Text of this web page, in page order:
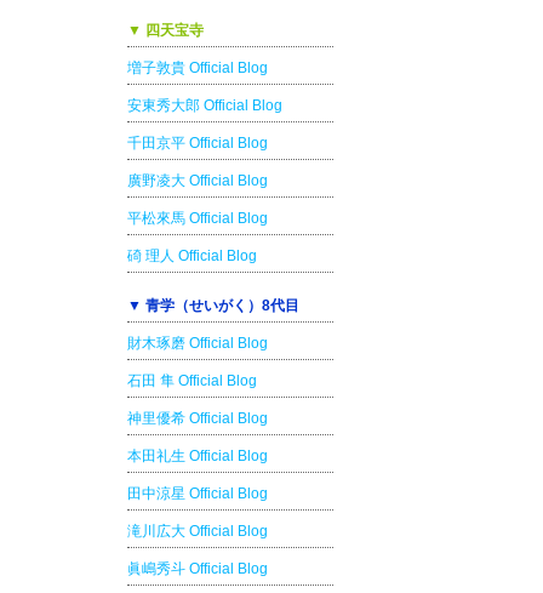
▼ 四天宝寺
増子敦貴 Official Blog
安東秀大郎 Official Blog
千田京平 Official Blog
廣野凌大 Official Blog
平松來馬 Official Blog
碕 理人 Official Blog
▼ 青学（せいがく）8代目
財木琢磨 Official Blog
石田 隼 Official Blog
神里優希 Official Blog
本田礼生 Official Blog
田中涼星 Official Blog
滝川広大 Official Blog
眞嶋秀斗 Official Blog